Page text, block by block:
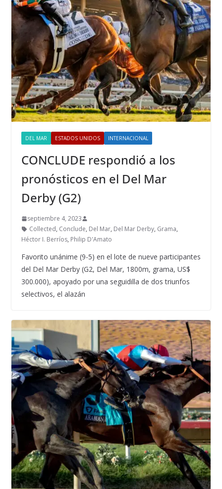
DEL MAR ESTADOS UNIDOS INTERNACIONAL
CONCLUDE respondió a los
pronósticos en el Del Mar
Derby (G2)
septiembre 4, 2023
Collected, Conclude, Del Mar, Del Mar Derby, Grama,
Héctor I. Berríos, Philip D'Amato
Favorito unánime (9-5) en el lote de nueve participantes
del Del Mar Derby (G2, Del Mar, 1800m, grama, US$
300.000), apoyado por una seguidilla de dos triunfos
selectivos, el alazán